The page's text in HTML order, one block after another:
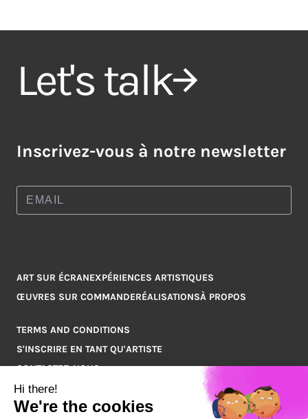
Let's talk
Inscrivez-vous à notre newsletter
ART SUR ÉCRANEXPÉRIENCES ARTISTIQUES
ŒUVRES SUR COMMANDERÉALISATIONSÀ PROPOS
TERMS AND CONDITIONS
S'INSCRIRE EN TANT QU'ARTISTE
CONTACTEZ-NOUS
Q&A